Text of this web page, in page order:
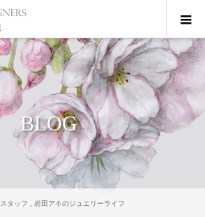
BLOG
スタッフ 岩田アキのジュエリーライフ